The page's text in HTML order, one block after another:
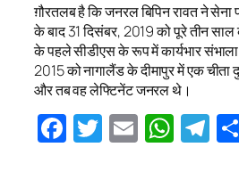
ग़ौरतलब है कि जनरल बिपिन रावत ने
के बाद 31 दिसंबर, 2019 को पूरे तीन
के पहले सीडीएस के रूप में कार्यभार
2015 को नागालैंड के दीमापुर में एक चीता
और तब वह लेफ्टिनेंट जनरल थे।
Facebook
Twitter
Email